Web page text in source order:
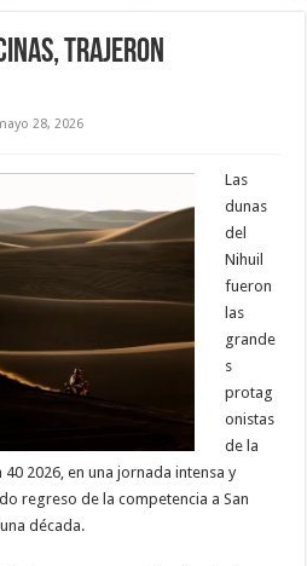
TRAJERON
28, 2026
Las
dunas
del
Nihuil
fueron
las
grande
s
protag
onistas
de la
2026, en una jornada intensa y
regreso de la competencia a San
década.